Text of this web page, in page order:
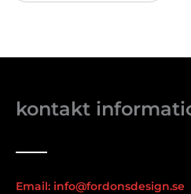
kontakt
Email: info@fordonsdesign.se